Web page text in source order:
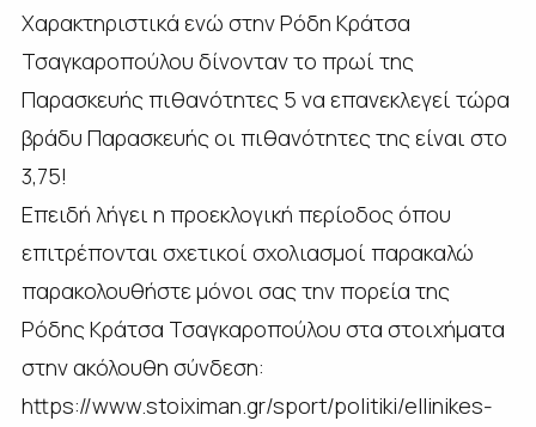
Χαρακτηριστικά ενώ στην Ρόδη Κράτσα
Τσαγκαροπούλου δίνονταν το πρωί της
Παρασκευής πιθανότητες 5 να επανεκλεγεί τώρα
βράδυ Παρασκευής οι πιθανότητες της είναι στο
3,75!
Επειδή λήγει η προεκλογική περίοδος όπου
επιτρέπονται σχετικοί σχολιασμοί παρακαλώ
παρακολουθήστε μόνοι σας την πορεία της
Ρόδης Κράτσα Τσαγκαροπούλου στα στοιχήματα
στην ακόλουθη σύνδεση:
https://www.stoiximan.gr/sport/politiki/ellinikes-